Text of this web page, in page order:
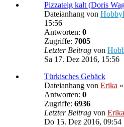
Pizzateig kalt (Doris
Dateianhang von
15:56
Antworten: 0
Zugriffe: 7005
Letzter Beitrag von
Sa 17. Dez 2016, 15:56
Türkisches Gebäck
Dateianhang von Erika
Antworten: 0
Zugriffe: 6936
Letzter Beitrag von Erika
Do 15. Dez 2016, 09:54